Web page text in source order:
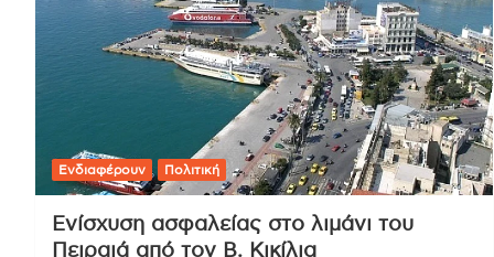
Ενδιαφέρουν Πολιτική
Ενίσχυση ασφαλείας στο λιμάνι του
Πειραιά από τον Β. Κικίλια